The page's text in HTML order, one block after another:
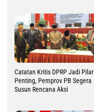
Catatan Kritis DPRP Jadi Pilar
Penting, Pemprov PB Segera
Susun Rencana Aksi